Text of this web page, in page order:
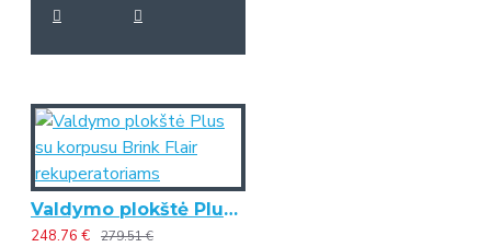
Valdymo plokštė Plus su korpusu Brink Flair rekuperatoriams
248.76 € 279.51 €